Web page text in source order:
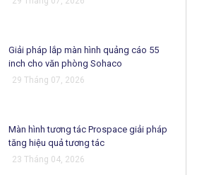
Giải pháp lắp màn hình quảng cáo 55
inch cho văn phòng Sohaco
29 Tháng 07, 2026
Màn hình tương tác Prospace giải pháp
tăng hiệu quả tương tác
23 Tháng 04, 2026